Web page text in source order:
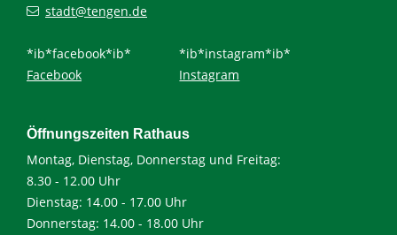
stadt@tengen.de
*ib*facebook*ib*
Facebook
*ib*instagram*ib*
Instagram
Öffnungszeiten Rathaus
Montag, Dienstag, Donnerstag und Freitag:
8.30 - 12.00 Uhr
Dienstag: 14.00 - 17.00 Uhr
Donnerstag: 14.00 - 18.00 Uhr